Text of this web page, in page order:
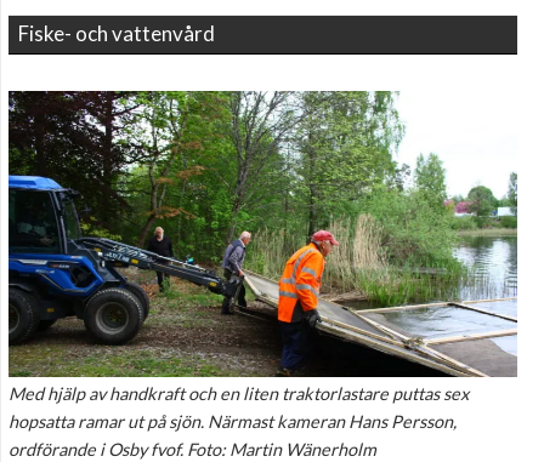
Fiske- och vattenvård
Med hjälp av handkraft och en liten traktorlastare puttas sex
hopsatta ramar ut på sjön. Närmast kameran Hans Persson,
ordförande i Osby fvof. Foto: Martin Wänerholm